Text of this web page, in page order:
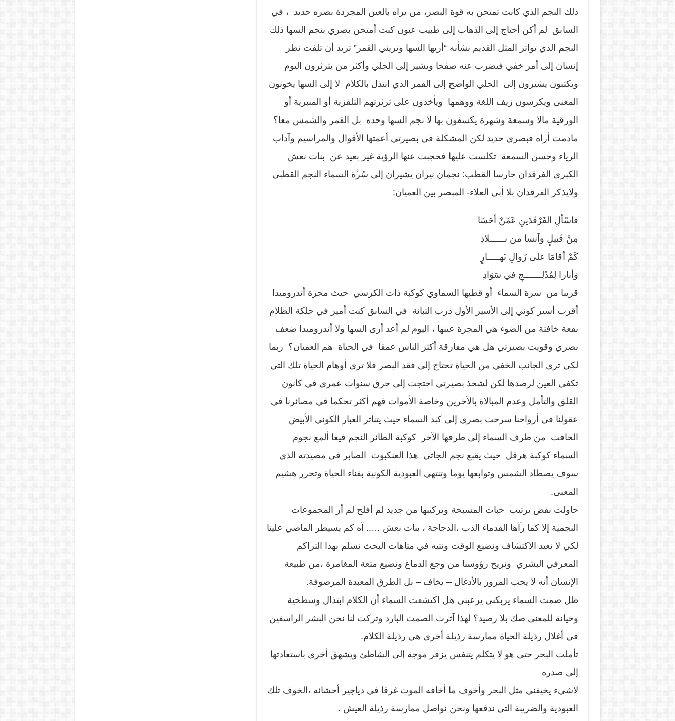
ذلك النجم الذي كانت تمتحن به قوة البصر، من يراه بالعين المجردة بصره حديد ، في
السابق لم أكن أحتاج إلى الذهاب إلى طبيب عيون كنت أمتحن بصري بنجم السها ذلك
النجم الذي تواتر المثل القديم بشأنه “أريها السها وتريني القمر” تريد أن تلفت نظر
إنسان إلى أمر خفي فيضرب عنه صفحا ويشير إلى الجلي وأكثر من يثرثرون اليوم
ويكتبون يشيرون إلى الجلي الواضح إلى القمر الذي ابتذل بالكلام لا إلى السها يخونون
المعنى ويكرسون زيف اللغة ووهمها ويأخذون على ثرثرتهم التلفزية أو المنبرية أو
الورقية مالا وسمعة وشهرة يكسفون بها لا نجم السها وحده بل القمر والشمس معا؟
مادمت أراه فبصري حديد لكن المشكلة في بصيرتي أعمتها الأقوال والمراسيم وآداب
الرياء وحسن السمعة تكلست عليها فحجبت عنها الرؤية غير بعيد عن بنات نعش
الكبرى الفرقدان حارسا القطب: نجمان نيران يشيران إلى سُرﱠة السماء النجم القطبي
ولايذكر الفرقدان بلا أبي العلاء- المبصر بين العميان:
فاسْألِ الفَرْقَدَينِ عَمّنْ أحَسّا
مِنْ قَبيلٍ وآنسا من بــــــلادِ
كَمْ أقامَا على زَوالِ نَهـــــارٍ
وَأنارا لِمُدْلِـــــــجٍ في سَوَادِ
قريبا من سرة السماء أو قطبها السماوي كوكبة ذات الكرسي حيث مجرة أندروميدا
أقرب أسير كوني إلى الأسير الأول درب التبانة في السابق كنت أميز في حلكة الظلام
بقعة خافتة من الضوء هي المجرة عينها ، اليوم لم أعد أرى السها ولا أندروميدا ضعف
بصري وقويت بصيرتي هل هي مفارقة أكثر الناس عمقا في الحياة هم العميان؟ ربما
لكي ترى الجانب الخفي من الحياة تحتاج إلى فقد البصر فلا ترى أوهام الحياة تلك التي
تكفي العين لرصدها لكن لشحذ بصيرتي احتجت إلى حرق سنوات عمري في كانون
القلق والتأمل وعدم المبالاة بالآخرين وخاصة الأموات فهم أكثر تحكما في مصائرنا في
عقولنا في أرواحنا سرحت بصري إلى كبد السماء حيث يتناثر الغبار الكوني الأبيض
الخافت من طرف السماء إلى طرفها الآخر كوكبة الطائر النجم فيغا ألمع نجوم
السماء كوكبة هرقل حيث يقبع نجم الجاثي هذا العنكبوت الصابر في مصيدته الذي
سوف يصطاد الشمس وتوابعها يوما وتنتهي العبودية الكونية بفناء الحياة وتحرر هشيم
المعنى.
حاولت نقض ترتيب حبات المسبحة وتركيبها من جديد لم أفلح لم أر المجموعات
النجمية إلا كما رآها القدماء الدب ،الدجاجة ، بنات نعش ….. آه كم يسيطر الماضي علينا
لكي لا نعيد الاكتشاف ونضيع الوقت ونتيه في متاهات البحث نسلم بهذا التراكم
المعرفي البشري ونريح رؤوسنا من وجع الدماغ ونضيع متعة المغامرة ،من طبيعة
الإنسان أنه لا يحب المرور بالأدغال – يخاف – بل الطرق المعبدة المرصوفة.
ظل صمت السماء يربكني يرعبني هل اكتشفت السماء أن الكلام ابتذال وسطحية
وخيانة للمعنى صك بلا رصيد؟ لهذا آثرت الصمت البارد وتركت لنا نحن البشر الراسفين
في أغلال رذيلة الحياة ممارسة رذيلة أخرى هي رذيلة الكلام.
تأملت البحر حتى هو لا يتكلم يتنفس يزفر موجة إلى الشاطئ ويشهق أخرى باستعادتها
إلى صدره
لاشيء يخيفني مثل البحر وأخوف ما أخافه الموت غرقا في دياجير أحشائه ،الخوف تلك
العبودية والضريبة التي ندفعها ونحن نواصل ممارسة رذيلة العيش .